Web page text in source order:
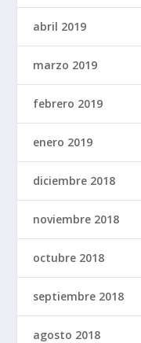
abril 2019
marzo 2019
febrero 2019
enero 2019
diciembre 2018
noviembre 2018
octubre 2018
septiembre 2018
agosto 2018